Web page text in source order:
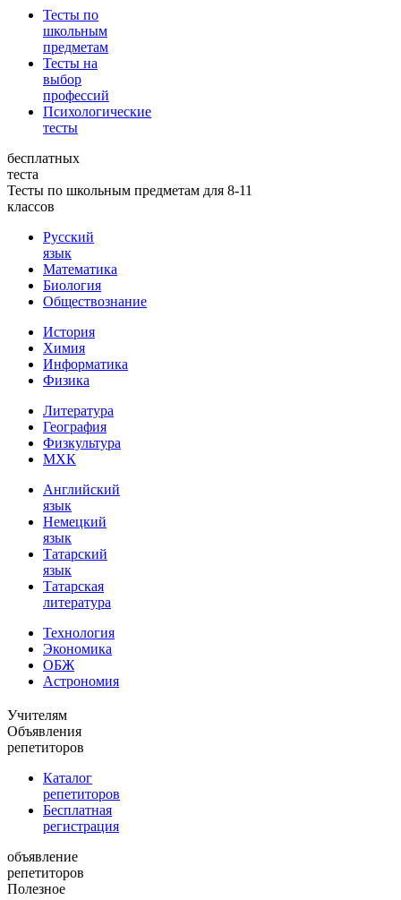
Тесты по
школьным
предметам
Тесты на
выбор
профессий
Психологические
тесты
бесплатных
теста
Тесты по школьным предметам для 8-11
классов
Русский
язык
Математика
Биология
Обществознание
История
Химия
Информатика
Физика
Литература
География
Физкультура
МХК
Английский
язык
Немецкий
язык
Татарский
язык
Татарская
литература
Технология
Экономика
ОБЖ
Астрономия
Учителям
Объявления
репетиторов
Каталог
репетиторов
Бесплатная
регистрация
объявление
репетиторов
Полезное